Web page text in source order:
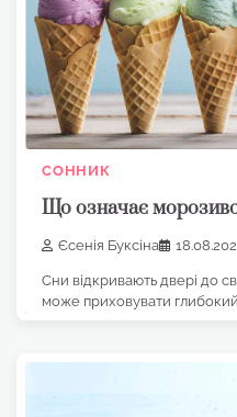
СОННИК
Що означає морозиво
Єсенія Буксіна
Сни відкривають двері до
може приховувати